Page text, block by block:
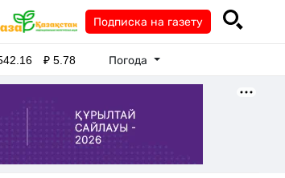
Подписка на газету
₽5.78 Погода